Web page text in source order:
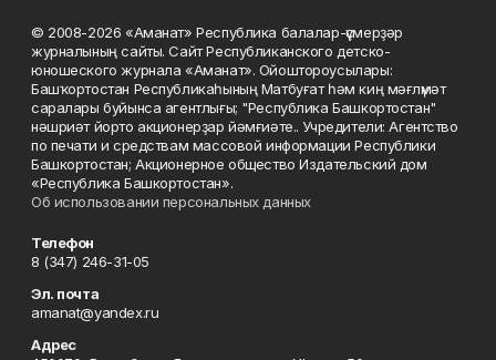
© 2008-2026 «Аманат» Республика балалар-үҫмерҙәр
журналының сайты. Сайт Республиканского детско-
юношеского журнала «Аманат». Ойоштороусылары:
Башҡортостан Республикаһының Матбуғат һәм киң мәғлүмәт
саралары буйынса агентлығы; "Республика Башкортостан"
нәшриәт йорто акционерҙар йәмғиәте.. Учредители: Агентство
по печати и средствам массовой информации Республики
Башкортостан; Акционерное общество Издательский дом
«Республика Башкортостан».
Об использовании персональных данных
Телефон
8 (347) 246-31-05
Эл. почта
amanat@yandex.ru
Адрес